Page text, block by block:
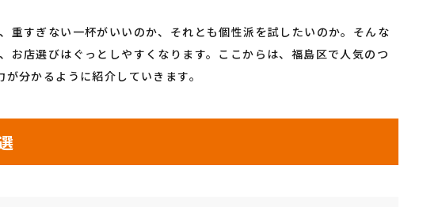
重すぎない一杯がいいのか、それとも個性派を試したいのか。そんな
お店選びはぐっとしやすくなります。ここからは、福島区で人気のつ
分かるように紹介していきます。